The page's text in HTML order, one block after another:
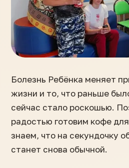
Болезнь Ребёнка меняет
жизни и то, что раньше
сейчас стало роскошью.
радостью готовим кофе
знаем, что на секундочку
станет снова обычной.